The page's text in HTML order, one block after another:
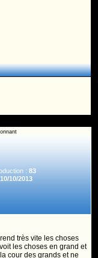
:83
10/10/2013
très vite les choses
les choses en grand et
cour des grands et ne